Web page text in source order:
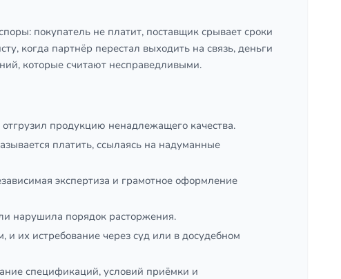
покупатель не платит, поставщик срывает сроки
когда партнёр перестал выходить на связь, деньги
которые считают несправедливыми.
продукцию ненадлежащего качества.
платить, ссылаясь на надуманные
экспертиза и грамотное оформление
нарушила порядок расторжения.
и их истребование через суд или в досудебном
спецификаций, условий приёмки и